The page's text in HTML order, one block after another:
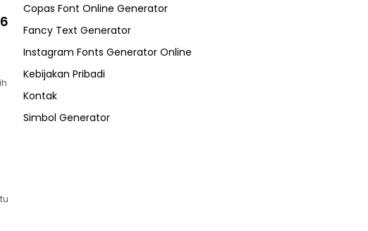
Copas Font Online Generator
Fancy Text Generator
Instagram Fonts Generator Online
Kebijakan Pribadi
Kontak
Simbol Generator